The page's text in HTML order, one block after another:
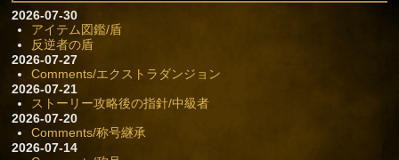
2026-07-30
アイテム図鑑/盾
反逆者の盾
2026-07-27
Comments/エクストラダンジョン
2026-07-21
ストーリー攻略後の指針/中級者
2026-07-20
Comments/称号継承
2026-07-14